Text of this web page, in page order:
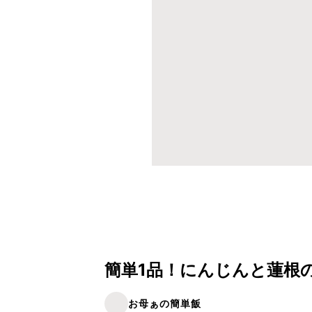
簡単1品！にんじんと蓮根
お母ぁの簡単飯